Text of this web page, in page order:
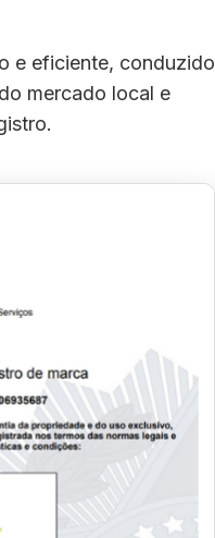
e eficiente, conduzido
mercado local e